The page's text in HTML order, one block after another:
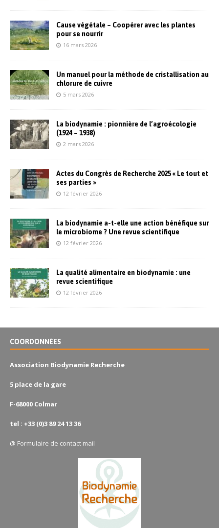
Cause végétale – Coopérer avec les plantes
pour se nourrir
16 mars 2026
Un manuel pour la méthode de cristallisation au
chlorure de cuivre
5 mars 2026
La biodynamie : pionnière de l’agroécologie
(1924 – 1938)
2 mars 2026
Actes du Congrès de Recherche 2025 « Le tout et
ses parties »
12 février 2026
La biodynamie a-t-elle une action bénéfique sur
le microbiome ? Une revue scientifique
12 février 2026
La qualité alimentaire en biodynamie : une
revue scientifique
12 février 2026
COORDONNÉES
Association Biodynamie Recherche
5 place de la gare
F-68000 Colmar
tel : +33 (0)3 89 24 13 36
@ Formulaire de contact mail